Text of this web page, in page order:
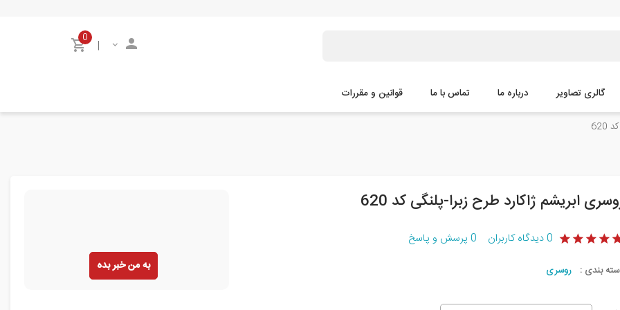
|
0
گالری تصاویر درباره ما تماس با ما قوانین و مقررات
ابریشم ژاکارد طرح زبرا-پلنگی کد 620
0دیدگاه کاربران 0 پرسش و پاسخ
بندی : روسری به من خبر بده